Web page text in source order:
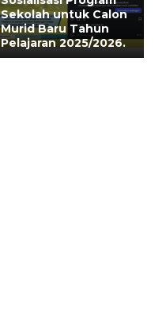
Sekolah untuk Calon
Murid Baru Tahun
Pelajaran 2025/2026.